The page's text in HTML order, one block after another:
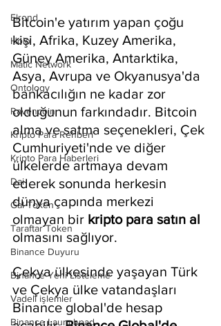
Elrond
Holo
Matic Network
Ontology
Ravencoin
Kripto Para Rehberi
Kripto Para Haberleri
Dai
Gal Token
Taraftar Token
Binance Duyuru
Binance Yeni Listeleme
Vadeli işlemler
Binance Launchpad
Bitcoin'e yatırım yapan çoğu
kişi, Afrika, Kuzey Amerika,
Güney Amerika, Antarktika,
Asya, Avrupa ve Okyanusya'da
bankacılığın ne kadar zor
olduğunun farkındadır. Bitcoin
alma ve satma seçenekleri, Çek
Cumhuriyeti'nde ve diğer
ülkelerde artmaya devam
ederek sonunda herkesin
dünya çapında merkezi
olmayan bir kripto para satın al
olmasını sağlıyor.
Çekya ülkesinde yaşayan Türk
ve Çekya ülke vatandaşları
Binance global'de hesap